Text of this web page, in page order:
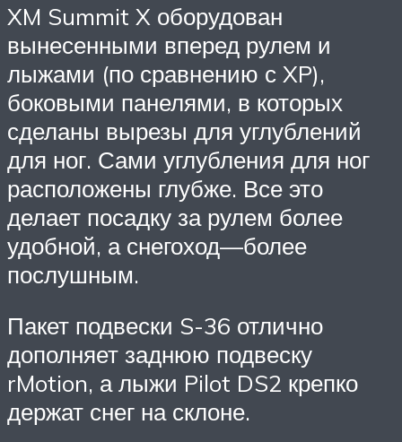
XM Summit X оборудован
вынесенными вперед рулем и
лыжами (по сравнению с XP),
боковыми панелями, в которых
сделаны вырезы для углублений
для ног. Сами углубления для ног
расположены глубже. Все это
делает посадку за рулем более
удобной, а снегоход—более
послушным.
Пакет подвески S-36 отлично
дополняет заднюю подвеску
rMotion, а лыжи Pilot DS2 крепко
держат снег на склоне.